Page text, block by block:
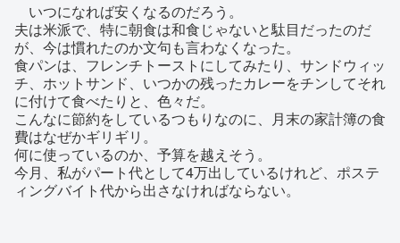
いつになれば安くなるのだろう。
夫は米派で、特に朝食は和食じゃないと駄目だったのだ
が、今は慣れたのか文句も言わなくなった。
食パンは、フレンチトーストにしてみたり、サンドウィッ
チ、ホットサンド、いつかの残ったカレーをチンしてそれ
に付けて食べたりと、色々だ。
こんなに節約をしているつもりなのに、月末の家計簿の食
費はなぜかギリギリ。
何に使っているのか、予算を越えそう。
今月、私がパート代として4万出しているけれど、ポステ
ィングバイト代から出さなければならない。